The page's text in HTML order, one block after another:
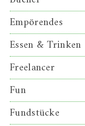
Empörendes
Essen & Trinken
Freelancer
Fun
Fundstücke